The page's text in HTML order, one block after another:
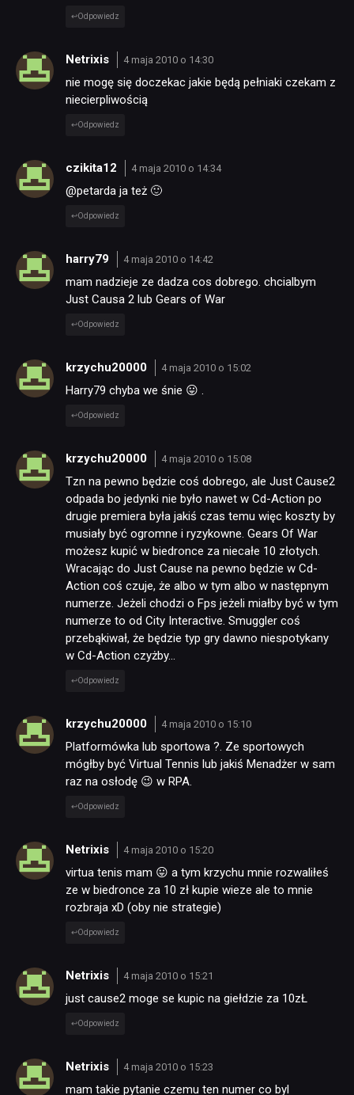
Odpowiedz
Netrixis 4 maja 2010 o 14:30
nie mogę się doczekac jakie będą pełniaki czekam z
niecierpliwością
Odpowiedz
czikita12 4 maja 2010 o 14:34
@petarda ja też 🙂
Odpowiedz
harry79 4 maja 2010 o 14:42
mam nadzieje ze dadza cos dobrego. chcialbym
Just Causa 2 lub Gears of War
Odpowiedz
krzychu20000 4 maja 2010 o 15:02
Harry79 chyba we śnie 😛 .
Odpowiedz
krzychu20000 4 maja 2010 o 15:08
Tzn na pewno będzie coś dobrego, ale Just Cause2
odpada bo jedynki nie było nawet w Cd-Action po
drugie premiera była jakiś czas temu więc koszty by
musiały być ogromne i ryzykowne. Gears Of War
możesz kupić w biedronce za niecałe 10 złotych.
Wracając do Just Cause na pewno będzie w Cd-
Action coś czuje, że albo w tym albo w następnym
numerze. Jeżeli chodzi o Fps jeżeli miałby być w tym
numerze to od City Interactive. Smuggler coś
przebąkiwał, że będzie typ gry dawno niespotykany
w Cd-Action czyżby…
Odpowiedz
krzychu20000 4 maja 2010 o 15:10
Platformówka lub sportowa ?. Ze sportowych
mógłby być Virtual Tennis lub jakiś Menadżer w sam
raz na osłodę 😉 w RPA.
Odpowiedz
Netrixis 4 maja 2010 o 15:20
virtua tenis mam 😛 a tym krzychu mnie rozwaliłeś
ze w biedronce za 10 zł kupie wieze ale to mnie
rozbraja xD (oby nie strategie)
Odpowiedz
Netrixis 4 maja 2010 o 15:21
just cause2 moge se kupic na giełdzie za 10zŁ
Odpowiedz
Netrixis 4 maja 2010 o 15:23
mam takie pytanie czemu ten numer co byl